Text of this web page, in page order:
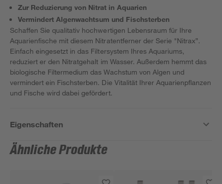
Zur Reduzierung von Nitrat in Aquarien
Vermindert Algenwachtsum und Fischsterben
Schaffen Sie qualitativ hochwertigen Lebensraum für Ihre
Aquarienfische mit diesem Nitratentferner der Serie "Nitrax”.
Einfach eingesetzt in das Filtersystem Ihres Aquariums,
reduziert er den Nitratgehalt im Wasser. Außerdem hemmt das
biologische Filtermedium das Wachstum von Algen und
vermindert ein Fischsterben. Die Vitalität Ihrer Aquarienpflanzen
und Fische wird dabei gefördert.
Eigenschaften
Ähnliche Produkte